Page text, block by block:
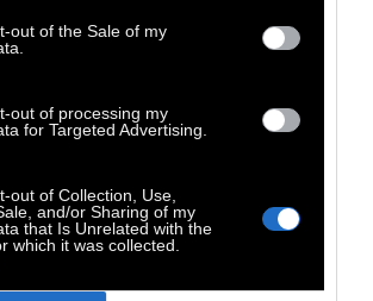
out of the Sale of my
out of processing my
for Targeted Advertising.
out of Collection, Use,
and/or Sharing of my
that Is Unrelated with the
which it was collected.
ΟΜΙΛΙΕΣ
Winged One”
τρομπέτα
Δυο λέξεις για το υπάρχον
σύστημα (A word on the current